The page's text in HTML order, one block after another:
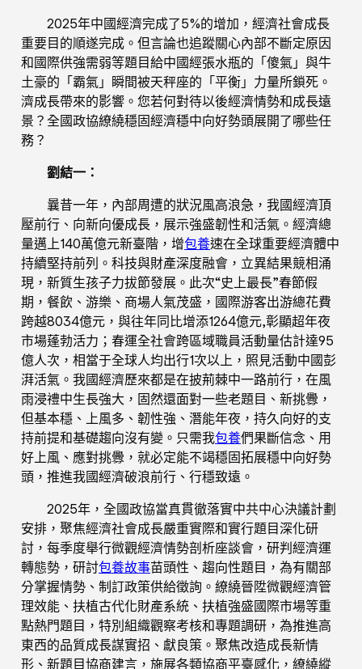
2025年中國經濟完成了5%的增加，經濟社會成長
重要目的順遂完成。但言論也追蹤關心內部不斷定原因
和國際供強需弱等題目給中國經張水瓶的「傻氣」與牛
土豪的「霸氣」瞬間被天秤座的「平衡」力量所鎖死。
濟成長帶來的影響。您若何對待以後經濟情勢和成長遠
景？全國政協繚繞穩固經濟穩中向好勢頭展開了哪些任
務？
劉結一：
曩昔一年，內部周遭的狀況風高浪急，我國經濟頂
壓前行、向新向優成長，展示強盛韌性和活氣。經濟總
量邁上140萬億元新臺階，增包養速在全球重要經濟體中
持續堅持前列。科技與財產深度融會，立異結果競相涌
現，新質生孩子力拔節發展。此次“史上最長”春節假
期，餐飲、游樂、商場人氣茂盛，國際游客出游總花費
跨越8034億元，與往年同比增添1264億元,彰顯超年夜
市場蓬勃活力；春運全社會跨區域職員活動量估計達95
億人次，相當于全球人均出行1次以上，照見活動中國彭
湃活氣。我國經濟歷來都是在披荊棘中一路前行，在風
雨浸禮中生長強大，固然還面對一些老題目、新挑釁，
但基本穩、上風多、韌性強、潛能年夜，持久向好的支
持前提和基礎趨向沒有變。只需我包養們果斷信念、用
好上風、應對挑釁，就必定能不竭穩固拓展穩中向好勢
頭，推進我國經濟破浪前行、行穩致遠。
2025年，全國政協當真貫徹落實中共中心決議計劃
安排，聚焦經濟社會成長嚴重實際和實行題目深化研
討，每季度舉行微觀經濟情勢剖析座談會，研判經濟運
轉態勢，研討包養故事苗頭性、趨向性題目，為有關部
分掌握情勢、制訂政策供給徵詢。繚繞晉陞微觀經濟管
理效能、扶植古代化財產系統、扶植強盛國際市場等重
點熱門題目，特別組織觀察考核和專題調研，為推進高
東西的品質成長謀實招、獻良策。聚焦改造成長新情
形、新題目協商建言，施展各類協商平臺感化，繚繞縱